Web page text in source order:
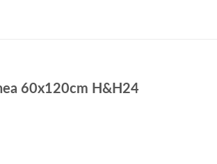
60x120cm H&H24